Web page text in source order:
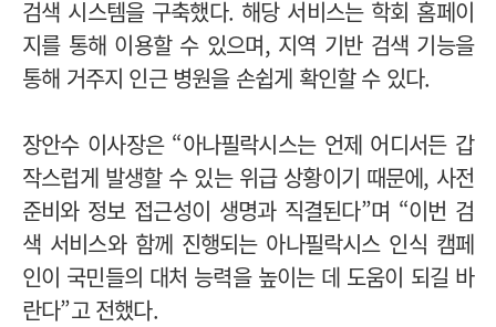
검색 시스템을 구축했다. 해당 서비스는 학회 홈페이
지를 통해 이용할 수 있으며, 지역 기반 검색 기능을
통해 거주지 인근 병원을 손쉽게 확인할 수 있다.
장안수 이사장은 “아나필락시스는 언제 어디서든 갑
작스럽게 발생할 수 있는 위급 상황이기 때문에, 사전
준비와 정보 접근성이 생명과 직결된다”며 “이번 검
색 서비스와 함께 진행되는 아나필락시스 인식 캠페
인이 국민들의 대처 능력을 높이는 데 도움이 되길 바
란다”고 전했다.